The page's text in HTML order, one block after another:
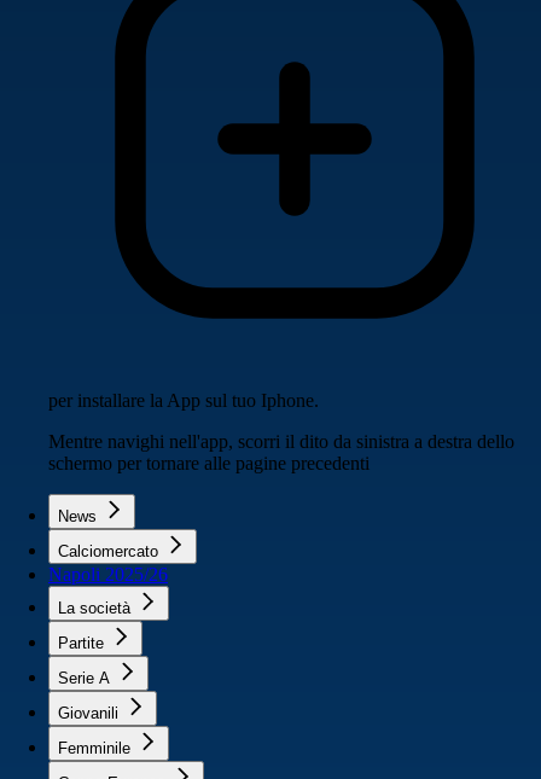
per installare la App sul tuo Iphone.
Mentre navighi nell'app, scorri il dito da sinistra a destra dello
schermo per tornare alle pagine precedenti
News
Calciomercato
Napoli 2025/26
La società
Partite
Serie A
Giovanili
Femminile